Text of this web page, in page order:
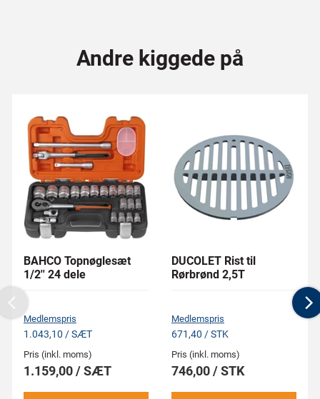
Andre kiggede på
BAHCO Topnøglesæt
1/2'' 24 dele
Medlemspris
1.043,10 / SÆT
Pris (inkl. moms)
1.159,00 / SÆT
DUCOLET Rist til
Rørbrønd 2,5T
Medlemspris
671,40 / STK
Pris (inkl. moms)
746,00 / STK
Previous